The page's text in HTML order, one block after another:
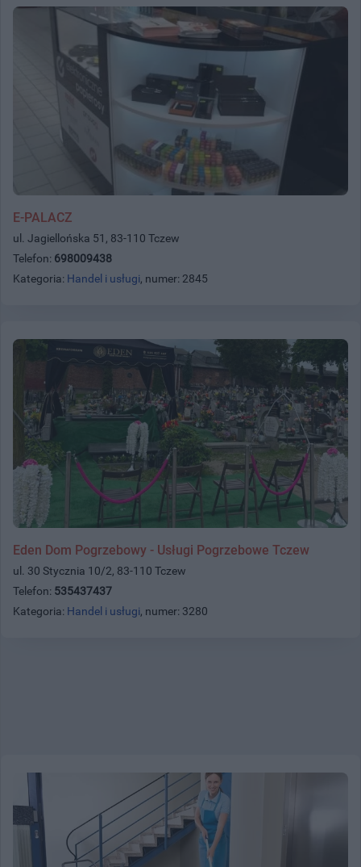
E-PALACZ
ul. Jagiellońska 51, 83-110 Tczew
Telefon: 698009438
Kategoria: Handel i usługi, numer: 2845
Eden Dom Pogrzebowy - Usługi Pogrzebowe Tczew
ul. 30 Stycznia 10/2, 83-110 Tczew
Telefon: 535437437
Kategoria: Handel i usługi, numer: 3280